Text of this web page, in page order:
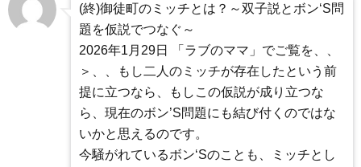
(終)御徒町のミッチとは？～双子説とボン‘S問
題を仮説でつなぐ～
2026年1月29日 「ラブのママ」でご覧を、、
＞、、もし二人のミッチが存在したという前
提に立つなら、もしこの仮説が成り立つな
ら、現在のボン’S問題にも結び付くのではな
いかと思えるのです。
今騒がれているボン‘Sのことも、ミッチとし